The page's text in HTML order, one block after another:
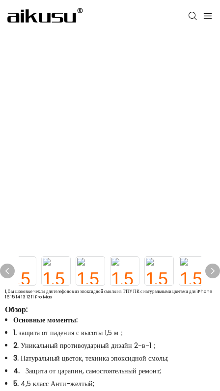
1,5 м шоковые чехлы для телефонов из эпоксидной смолы из ТПУ ПК с натуральными цветами для iPhone
16 15 14 13 12 11 Pro Max
Обзор:
Основные моменты:
1. защита от падения с высоты 1,5 м；
2. Уникальный противоударный дизайн 2-в-1；
3. Натуральный цветок, техника эпоксидной смолы;
4. Защита от царапин, самостоятельный ремонт;
5. 4,5 класс Анти-желтый;